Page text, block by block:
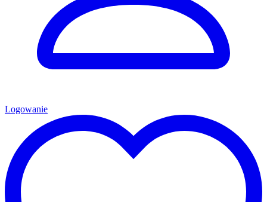
Logowanie